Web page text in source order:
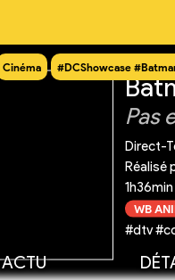
Cinéma #DCShowcase
Pas
Direct-
Réalisé
1h36min
WB
#dtv
ACTU